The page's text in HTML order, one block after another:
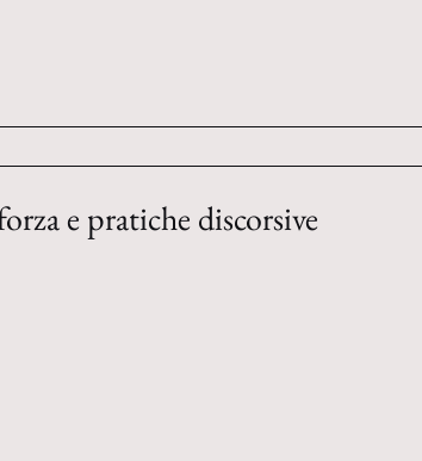
e pratiche discorsive